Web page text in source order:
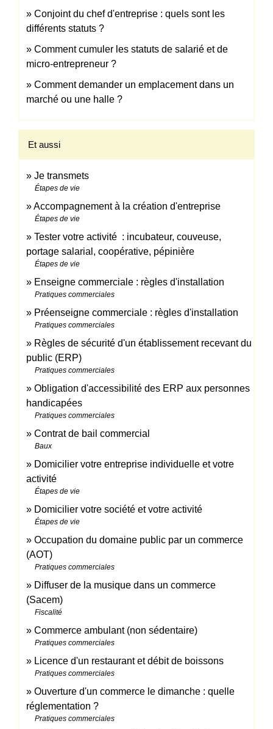
Conjoint du chef d'entreprise : quels sont les
différents statuts ?
Comment cumuler les statuts de salarié et de
micro-entrepreneur ?
Comment demander un emplacement dans un
marché ou une halle ?
Et aussi
Je transmets
Étapes de vie
Accompagnement à la création d'entreprise
Étapes de vie
Tester votre activité : incubateur, couveuse,
portage salarial, coopérative, pépinière
Étapes de vie
Enseigne commerciale : règles d'installation
Pratiques commerciales
Préenseigne commerciale : règles d'installation
Pratiques commerciales
Règles de sécurité d'un établissement recevant du
public (ERP)
Pratiques commerciales
Obligation d'accessibilité des ERP aux personnes
handicapées
Pratiques commerciales
Contrat de bail commercial
Baux
Domicilier votre entreprise individuelle et votre
activité
Étapes de vie
Domicilier votre société et votre activité
Étapes de vie
Occupation du domaine public par un commerce
(AOT)
Pratiques commerciales
Diffuser de la musique dans un commerce
(Sacem)
Fiscalité
Commerce ambulant (non sédentaire)
Pratiques commerciales
Licence d'un restaurant et débit de boissons
Pratiques commerciales
Ouverture d'un commerce le dimanche : quelle
réglementation ?
Pratiques commerciales